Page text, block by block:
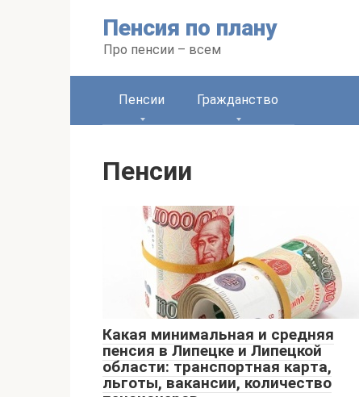
Пенсия по плану
Про пенсии – всем
Пенсии Гражданство
Пенсии
Какая минимальная и средняя
пенсия в Липецке и Липецкой
области: транспортная карта,
льготы, вакансии, количество